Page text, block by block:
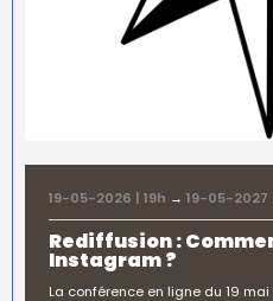
19-05-2026 | 19h → 19-05-2027
Rediffusion :
Instagram ?
La conférence en ligne du 19